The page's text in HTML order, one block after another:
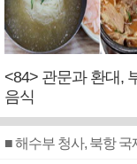
<84> 관문과 환대,
음식
■ 해수부 청사, 북항